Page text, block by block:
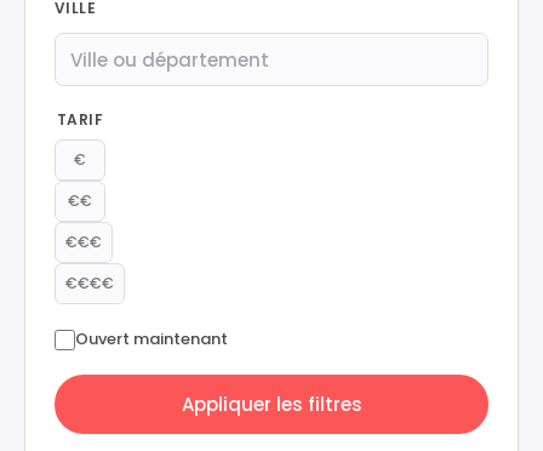
VILLE
TARIF
€
€€
€€€
€€€€
Ouvert maintenant
Appliquer les filtres